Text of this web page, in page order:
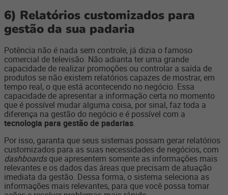
6) Relatórios customizados para
gestão da sua padaria
Potência não é nada sem controle, já dizia o famoso
comercial de televisão. Não adianta ter uma grande
capacidade de realizar promoções ou controlar a saída de
produtos se não existem relatórios capazes de mostrar, em
tempo real, o que está acontecendo no negócio. Essa
capacidade de apresentar a informação certa no momento
que é possível mudar alguma coisa, por sinal, faz toda a
diferença na gestão do negócio e é possível com a
tecnologia para gestão de padarias.
Por isso, garanta que seus sistemas possam gerar relatórios
customizados para as suas necessidades de negócios, com
dashboardsque apresentem somente as informações mais
relevantes e os dados das áreas que precisam de atuação
imediata da gestão. Dessa forma, o sistema seleciona as
informações mais relevantes, para que você possa tomar